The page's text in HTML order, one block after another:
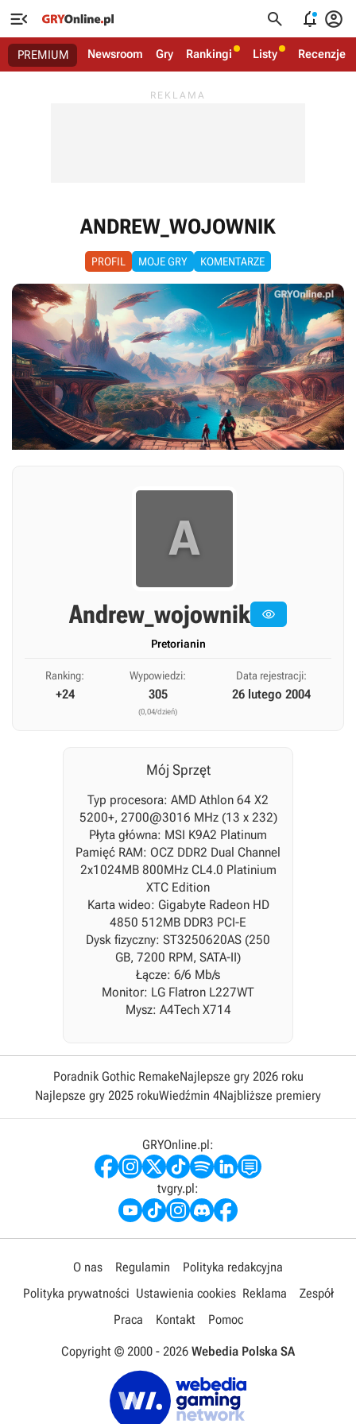
   
PREMIUM Newsroom Gry Rankingi Listy Recenzje
ANDREW_WOJOWNIK
PROFIL MOJE GRY KOMENTARZE
A
Andrew_wojownik 
Pretorianin
Ranking:
+24
Wypowiedzi:
305
(0,04/dzień)
Data rejestracji:
26 lutego 2004
Mój Sprzęt
Typ procesora: AMD Athlon 64 X2
5200+, 2700@3016 MHz (13 x 232)
Płyta główna: MSI K9A2 Platinum
Pamięć RAM: OCZ DDR2 Dual Channel
2x1024MB 800MHz CL4.0 Platinium
XTC Edition
Karta wideo: Gigabyte Radeon HD
4850 512MB DDR3 PCI-E
Dysk fizyczny: ST3250620AS (250
GB, 7200 RPM, SATA-II)
Łącze: 6/6 Mb/s
Monitor: LG Flatron L227WT
Mysz: A4Tech X714
Poradnik Gothic RemakeNajlepsze gry 2026 roku
Najlepsze gry 2025 rokuWiedźmin 4Najbliższe premiery
GRYOnline.pl:
tvgry.pl:
O nas Regulamin
Polityka redakcyjna
Polityka prywatności Ustawienia cookies Reklama
Zespół
Praca
Kontakt Pomoc
Copyright © 2000 - 2026 Webedia Polska SA